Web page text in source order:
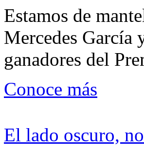
Estamos de
Mercedes García
ganadores del
Conoce más
El lado oscuro,